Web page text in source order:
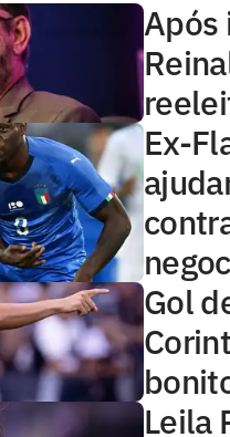
Após
Ex-
Gol
Leila